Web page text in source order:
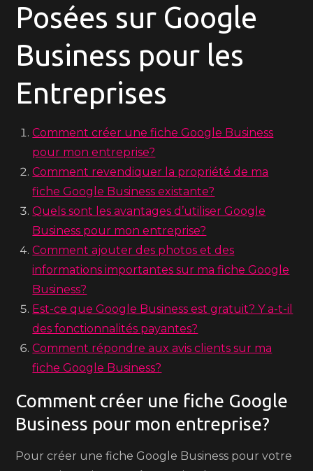
Posées sur Google
Business pour les
Entreprises
Comment créer une fiche Google Business
pour mon entreprise?
Comment revendiquer la propriété de ma
fiche Google Business existante?
Quels sont les avantages d’utiliser Google
Business pour mon entreprise?
Comment ajouter des photos et des
informations importantes sur ma fiche Google
Business?
Est-ce que Google Business est gratuit? Y a-t-il
des fonctionnalités payantes?
Comment répondre aux avis clients sur ma
fiche Google Business?
Comment créer une fiche Google
Business pour mon entreprise?
Pour créer une fiche Google Business pour votre